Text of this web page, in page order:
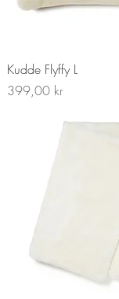
Snabbvisning
Kudde Flyffy L
Pris
399,00 kr